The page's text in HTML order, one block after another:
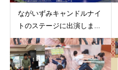
ながいずみキャンドルナイ
トのステージに出演しま...